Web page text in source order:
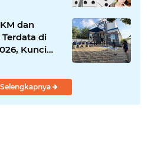
dan
Terdata di
Kunci